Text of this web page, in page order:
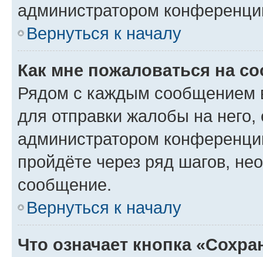
администратором
Вернуться к началу
Как мне пожаловаться на
Рядом с каждым сообщением
для отправки жалобы на
администратором
пройдёте через ряд шагов,
сообщение.
Вернуться к началу
Что означает кнопка